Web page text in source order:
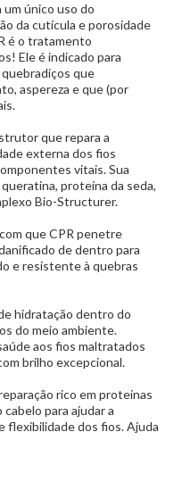
um único uso do
da cutícula e porosidade
é o tratamento
Ele é indicado para
que
aspereza e que (por
que repara a
externa dos fios
vitais. Sua
proteína da seda,
Bio-Structurer.
que CPR penetre
de dentro para
e resistente à quebras
hidratação dentro do
do meio ambiente.
aos fios maltratados
brilho excepcional.
rico em proteínas
para ajudar a
flexibilidade dos fios. Ajuda